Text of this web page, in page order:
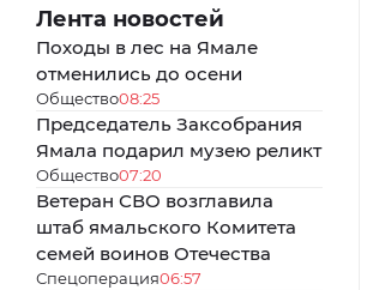
Лента новостей
Походы в лес на Ямале
отменились до осени
Общество08:25
Председатель Заксобрания
Ямала подарил музею реликт
Общество07:20
Ветеран СВО возглавила
штаб ямальского Комитета
семей воинов Отечества
Спецоперация06:57